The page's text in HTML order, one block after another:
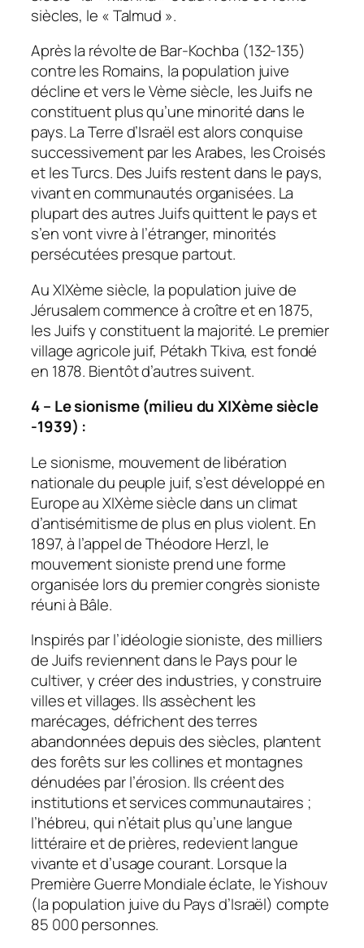
siècles, le « Talmud ».
Après la révolte de Bar-Kochba (132-135)
contre les Romains, la population juive
décline et vers le Vème siècle, les Juifs ne
constituent plus qu’une minorité dans le
pays. La Terre d’Israël est alors conquise
successivement par les Arabes, les Croisés
et les Turcs. Des Juifs restent dans le pays,
vivant en communautés organisées. La
plupart des autres Juifs quittent le pays et
s’en vont vivre à l’étranger, minorités
persécutées presque partout.
Au XIXème siècle, la population juive de
Jérusalem commence à croître et en 1875,
les Juifs y constituent la majorité. Le premier
village agricole juif, Pétakh Tkiva, est fondé
en 1878. Bientôt d’autres suivent.
4 – Le sionisme (milieu du XIXème siècle
-1939) :
Le sionisme, mouvement de libération
nationale du peuple juif, s’est développé en
Europe au XIXème siècle dans un climat
d’antisémitisme de plus en plus violent. En
1897, à l’appel de Théodore Herzl, le
mouvement sioniste prend une forme
organisée lors du premier congrès sioniste
réuni à Bâle.
Inspirés par l’idéologie sioniste, des milliers
de Juifs reviennent dans le Pays pour le
cultiver, y créer des industries, y construire
villes et villages. Ils assèchent les
marécages, défrichent des terres
abandonnées depuis des siècles, plantent
des forêts sur les collines et montagnes
dénudées par l’érosion. Ils créent des
institutions et services communautaires ;
l’hébreu, qui n’était plus qu’une langue
littéraire et de prières, redevient langue
vivante et d’usage courant. Lorsque la
Première Guerre Mondiale éclate, le Yishouv
(la population juive du Pays d’Israël) compte
85 000 personnes.